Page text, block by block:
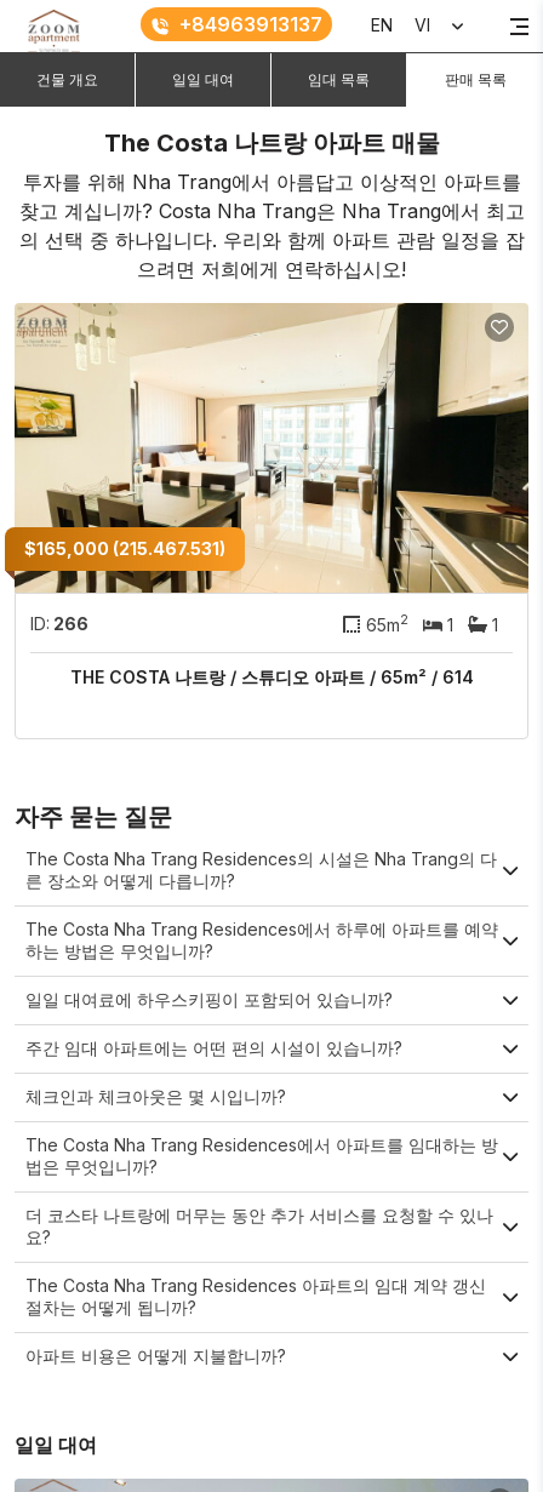
+84963913137 EN VI
건물 개요 일일 대여 임대 목록 판매 목록
The Costa 나트랑 아파트 매물
투자를 위해 Nha Trang에서 아름답고 이상적인 아파트를
찾고 계십니까? Costa Nha Trang은 Nha Trang에서 최고
의 선택 중 하나입니다. 우리와 함께 아파트 관람 일정을 잡
으려면 저희에게 연락하십시오!
$165,000 (215.467.531)
ID: 266 65m2 1 1
THE COSTA 나트랑 / 스튜디오 아파트 / 65m² / 614
자주 묻는 질문
The Costa Nha Trang Residences의 시설은 Nha Trang의 다
른 장소와 어떻게 다릅니까?
The Costa Nha Trang Residences에서 하루에 아파트를 예약
하는 방법은 무엇입니까?
일일 대여료에 하우스키핑이 포함되어 있습니까?
주간 임대 아파트에는 어떤 편의 시설이 있습니까?
체크인과 체크아웃은 몇 시입니까?
The Costa Nha Trang Residences에서 아파트를 임대하는 방
법은 무엇입니까?
더 코스타 나트랑에 머무는 동안 추가 서비스를 요청할 수 있나
요?
The Costa Nha Trang Residences 아파트의 임대 계약 갱신
절차는 어떻게 됩니까?
아파트 비용은 어떻게 지불합니까?
일일 대여